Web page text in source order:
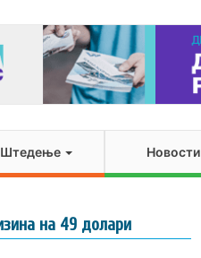
Штедење Новости
на 49 долари